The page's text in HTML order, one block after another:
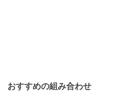
おすすめの組み合わせ